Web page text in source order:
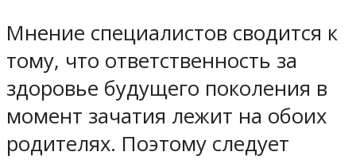
Мнение специалистов сводится к
тому, что ответственность за
здоровье будущего поколения в
момент зачатия лежит на обоих
родителях. Поэтому следует